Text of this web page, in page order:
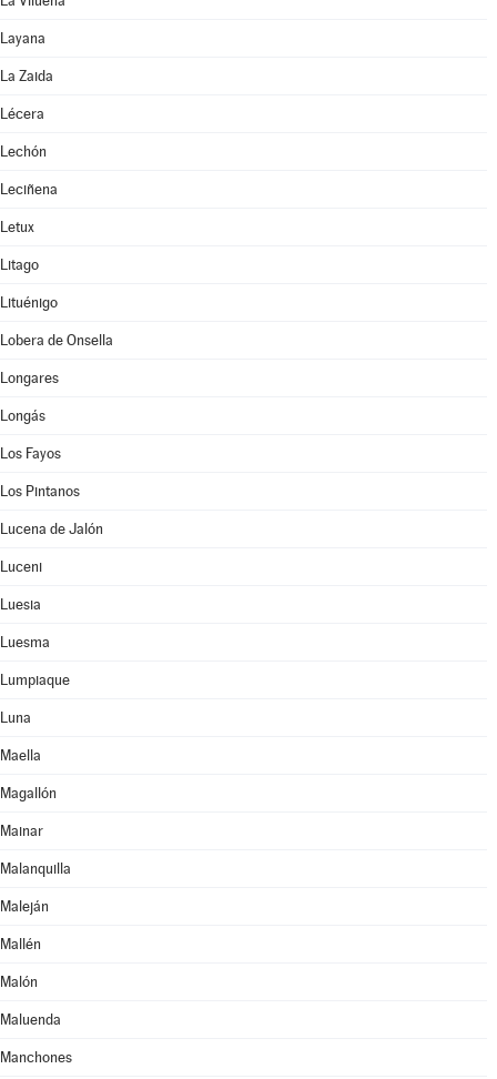
Layana
La Zaida
Lécera
Lechón
Leciñena
Letux
Litago
Lituénigo
Lobera de Onsella
Longares
Longás
Los Fayos
Los Pintanos
Lucena de Jalón
Luceni
Luesia
Luesma
Lumpiaque
Luna
Maella
Magallón
Mainar
Malanquilla
Maleján
Mallén
Malón
Maluenda
Manchones